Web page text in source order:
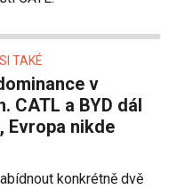
TAKÉ
CATL a BYD dál
Evropa nikde
konkrétně dvě